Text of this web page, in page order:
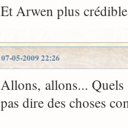
Et Arwen plus
07-05-2009 22:26
Allons, allons... Quels
pas dire des choses